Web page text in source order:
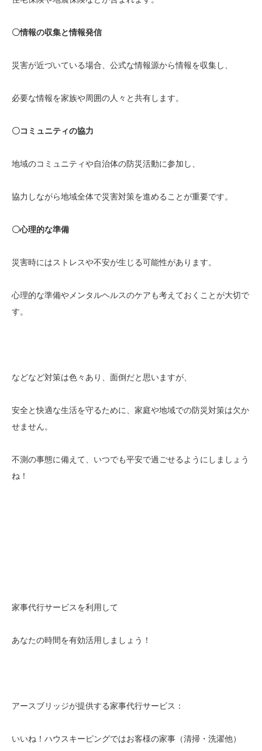
〇情報の収集と情報発信
災害が近づいている場合、公式な情報源から情報を収集し、
必要な情報を家族や周囲の人々と共有します。
〇コミュニティの協力
地域のコミュニティや自治体の防災活動に参加し、
協力しながら地域全体で災害対策を進めることが重要です。
〇心理的な準備
災害時にはストレスや不安が生じる可能性があります。
心理的な準備やメンタルヘルスのケアも考えておくことが大切で
す。
などなど対策は色々あり、面倒だと思いますが、
安全と快適な生活を守るために、家庭や地域での防災対策は欠か
せません。
不測の事態に備えて、いつでも平安で過ごせるようにしましょう
ね！
家事代行サービスを利用して
あなたの時間を有効活用しましょう！
アースブリッジが提供する家事代行サービス：
いいね！ハウスキーピングではお客様の家事（清掃・洗濯他）